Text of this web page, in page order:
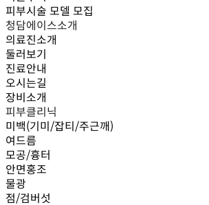
피부시술 모델 모집
청담에이스소개
의료진소개
둘러보기
진료안내
오시는길
장비소개
피부클리닉
미백(기미/잡티/주근깨)
여드름
모공/흉터
안면홍조
물광
점/검버섯